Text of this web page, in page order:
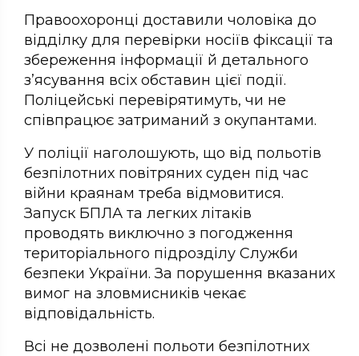
Правоохоронці доставили чоловіка до
відділку для перевірки носіїв фіксації та
збереження інформації й детального
з’ясування всіх обставин цієї події.
Поліцейські перевірятимуть, чи не
співпрацює затриманий з окупантами.
У поліції наголошують, що від польотів
безпілотних повітряних суден під час
війни краянам треба відмовитися.
Запуск БПЛА та легких літаків
проводять виключно з погодження
територіального підрозділу Служби
безпеки України. За порушення вказаних
вимог на зловмисників чекає
відповідальність.
Всі не дозволені польоти безпілотних